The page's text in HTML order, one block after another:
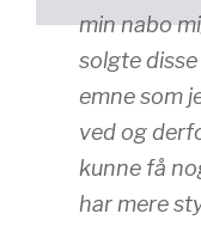
min nabo
solgte disse
emne som
ved og
kunne få
har mere